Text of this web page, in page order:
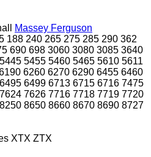
Massey Ferguson
188 240 265 275 285 290 362
690 698 3060 3080 3085 3640
5445 5455 5460 5465 5610 5611
6260 6270 6290 6455 6460
6495 6499 6713 6715 6716 7475
7624 7626 7716 7718 7719 7720
8250 8650 8660 8670 8690 8727
XTX ZTX